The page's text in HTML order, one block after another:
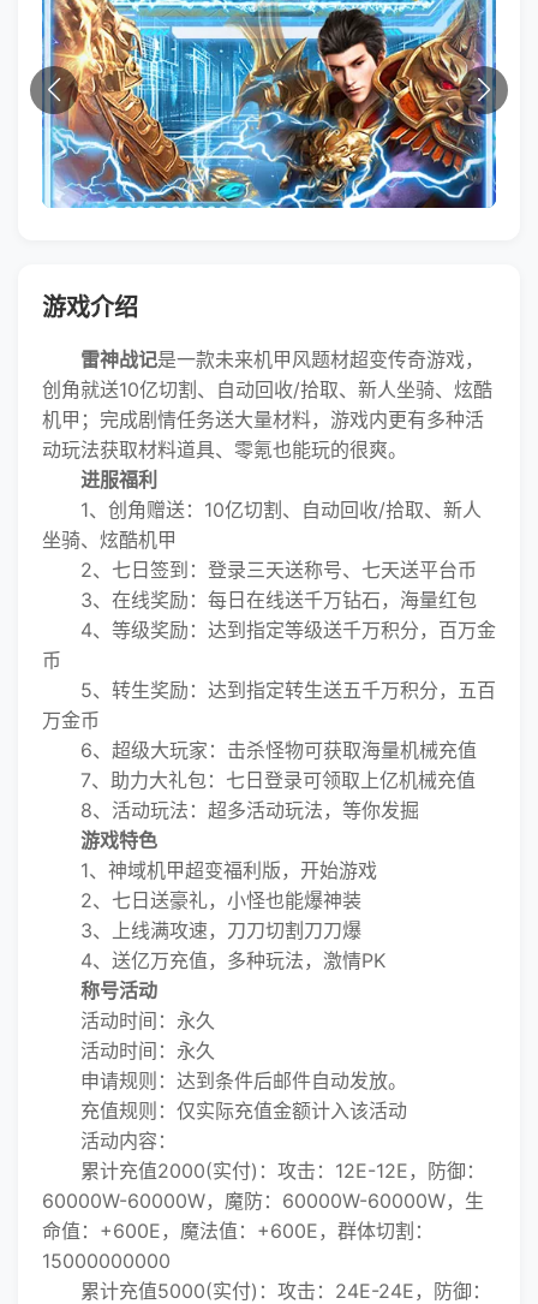
游戏介绍
雷神战记是一款未来机甲风题材超变传奇游戏，
创角就送10亿切割、自动回收/拾取、新人坐骑、炫酷
机甲；完成剧情任务送大量材料，游戏内更有多种活
动玩法获取材料道具、零氪也能玩的很爽。
进服福利
1、创角赠送：10亿切割、自动回收/拾取、新人
坐骑、炫酷机甲
2、七日签到：登录三天送称号、七天送平台币
3、在线奖励：每日在线送千万钻石，海量红包
4、等级奖励：达到指定等级送千万积分，百万金
币
5、转生奖励：达到指定转生送五千万积分，五百
万金币
6、超级大玩家：击杀怪物可获取海量机械充值
7、助力大礼包：七日登录可领取上亿机械充值
8、活动玩法：超多活动玩法，等你发掘
游戏特色
1、神域机甲超变福利版，开始游戏
2、七日送豪礼，小怪也能爆神装
3、上线满攻速，刀刀切割刀刀爆
4、送亿万充值，多种玩法，激情PK
称号活动
活动时间：永久
活动时间：永久
申请规则：达到条件后邮件自动发放。
充值规则：仅实际充值金额计入该活动
活动内容：
累计充值2000(实付)：攻击：12E-12E，防御：
60000W-60000W，魔防：60000W-60000W，生
命值：+600E，魔法值：+600E，群体切割：
15000000000
累计充值5000(实付)：攻击：24E-24E，防御：